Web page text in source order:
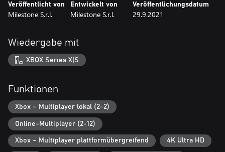
Lass deiner Kreativität mit dem aufregendsten Streckeneditor
atemberaubende Konstruktionen. Biege und ziehe die berühmten
orangenen Teile, füge Loopings, Spezialbooster, Hindernisse und
besondere Elemente hinzu, um deine Rennstrecke zu einem
Teile deine abgefahrensten Strecken online oder probiere die
FAHRE IN DEINER WELT
Richte deinen ganz eigenen Raum mit einer riesigen Anzahl Teile
ein, die du auf deinem Abenteuer entdeckst, und veranstalte dort
großartige Rennen.
Veröffentlicht von
Milestone S.r.l.
Entwickelt von
Milestone S.r.l.
Veröffentlichungsdatum
29.9.2021
Wiedergabe mit
XBOX Series X|S
Funktionen
Xbox – Multiplayer lokal (2-2)
Online-Multiplayer (2-12)
Xbox – Multiplayer plattformübergreifend 4K Ultra HD